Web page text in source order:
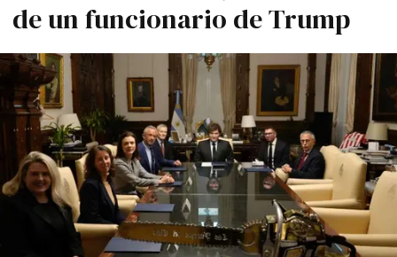
de un funcionario de Trump